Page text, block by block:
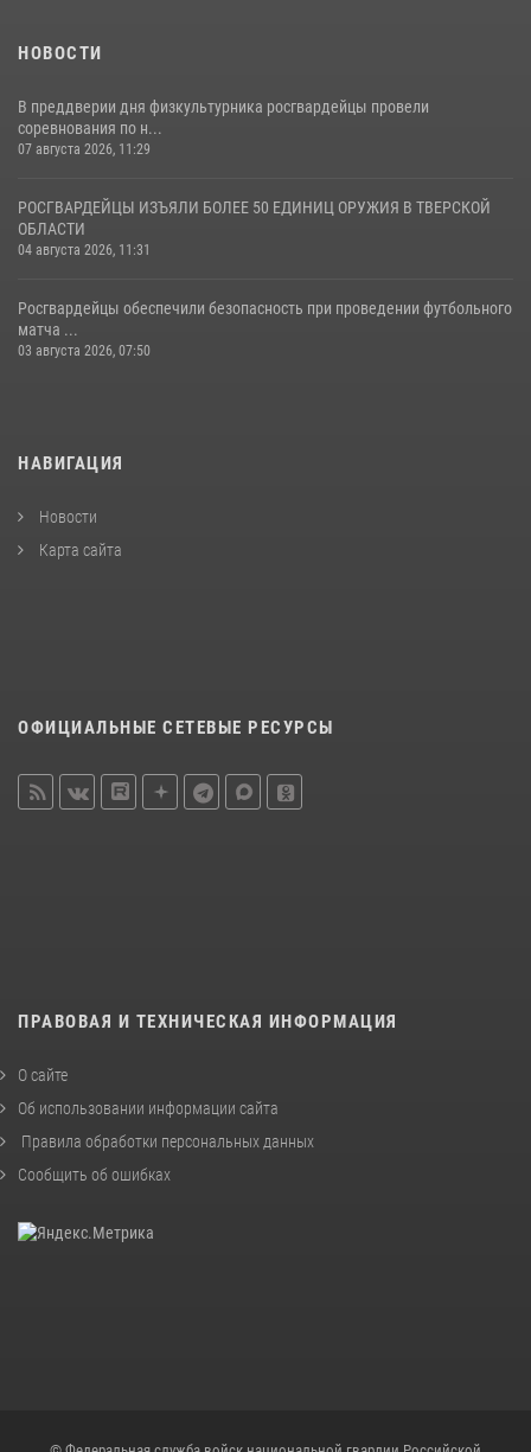
НОВОСТИ
В преддверии дня физкультурника росгвардейцы провели
соревнования по н...
07 августа 2026, 11:29
РОСГВАРДЕЙЦЫ ИЗЪЯЛИ БОЛЕЕ 50 ЕДИНИЦ ОРУЖИЯ В ТВЕРСКОЙ
ОБЛАСТИ
04 августа 2026, 11:31
Росгвардейцы обеспечили безопасность при проведении футбольного
матча ...
03 августа 2026, 07:50
НАВИГАЦИЯ
Новости
Карта сайта
ОФИЦИАЛЬНЫЕ СЕТЕВЫЕ РЕСУРСЫ
ПРАВОВАЯ И ТЕХНИЧЕСКАЯ ИНФОРМАЦИЯ
О сайте
Об использовании информации сайта
Правила обработки персональных данных
Сообщить об ошибках